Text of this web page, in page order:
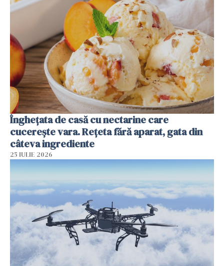
Înghețata de casă cu nectarine care
cucerește vara. Rețeta fără aparat, gata din
câteva ingrediente
25 IULIE 2026